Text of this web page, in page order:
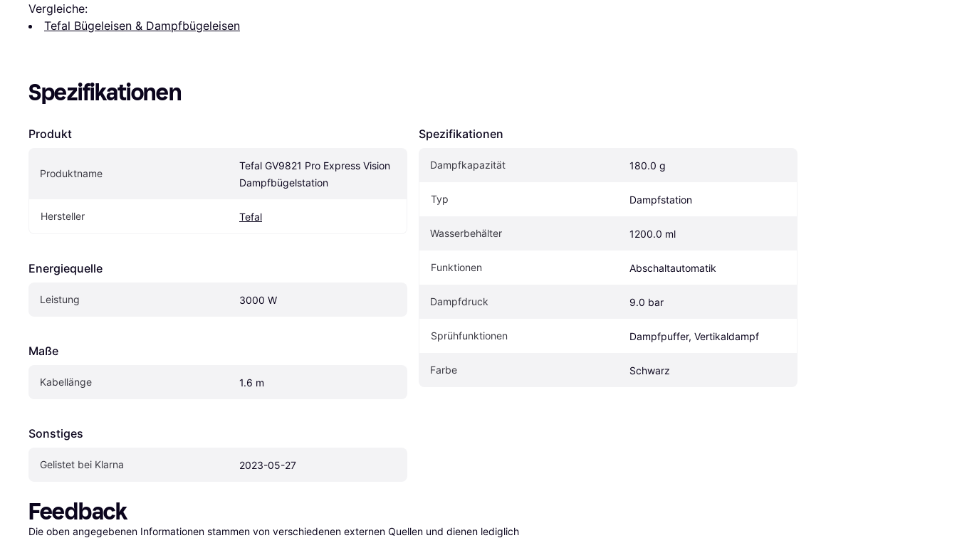
Vergleiche:
Tefal Bügeleisen & Dampfbügeleisen
Spezifikationen
Produkt
Produktname
Tefal GV9821 Pro Express Vision
Dampfbügelstation
Hersteller Tefal
Energiequelle
Leistung 3000 W
Maße
Kabellänge 1.6 m
Sonstiges
Gelistet bei Klarna 2023-05-27
Spezifikationen
Dampfkapazität 180.0 g
Typ Dampfstation
Wasserbehälter 1200.0 ml
Funktionen Abschaltautomatik
Dampfdruck 9.0 bar
Sprühfunktionen Dampfpuffer, Vertikaldampf
Farbe Schwarz
Feedback
Die oben angegebenen Informationen stammen von verschiedenen externen Quellen und dienen lediglich